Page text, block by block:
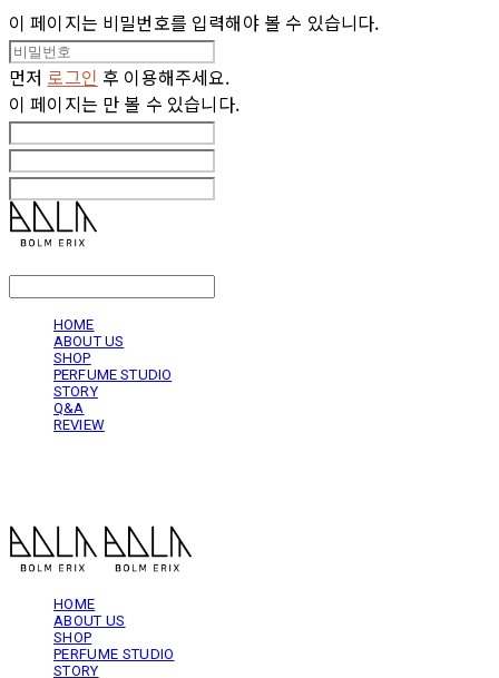
이 페이지는 비밀번호를 입력해야 볼 수 있습니다.
먼저 로그인 후 이용해주세요.
이 페이지는 만 볼 수 있습니다.
HOME
ABOUT US
SHOP
PERFUME STUDIO
STORY
Q&A
REVIEW
HOME
ABOUT US
SHOP
PERFUME STUDIO
STORY